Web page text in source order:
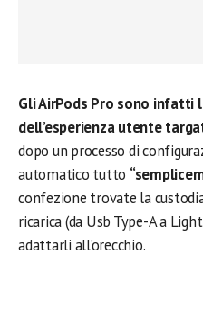
Gli AirPods Pro sono infatti
dell’esperienza utente
dopo un processo di
automatico tutto
confezione trovate la
ricarica (da Usb Type-A a
adattarli all’orecchio.